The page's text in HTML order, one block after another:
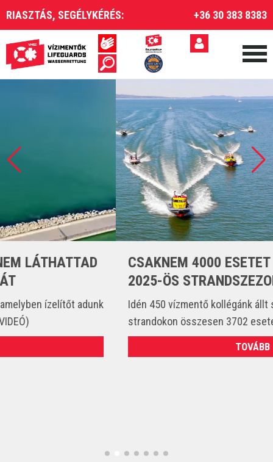
RIASZTÁS, SEGÉLYKÉRÉS: +36 30 383 8383
CSAKNEM 4000 ESETET LÁTTUNK EL A
2025-ÖS STRANDSZEZONBAN
Idén 450 vízmentő kollégánk állt szolgálatba és csak a
strandokon összesen 3702 esetet látott el. (VIDEÓ)